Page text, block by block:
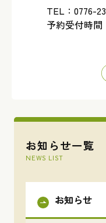
お知らせ一覧
NEWS LIST
お知らせ
TEL：0776-
予約受付時間